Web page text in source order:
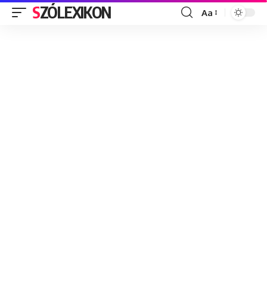
SZÓLEXIKON
Font
Aa